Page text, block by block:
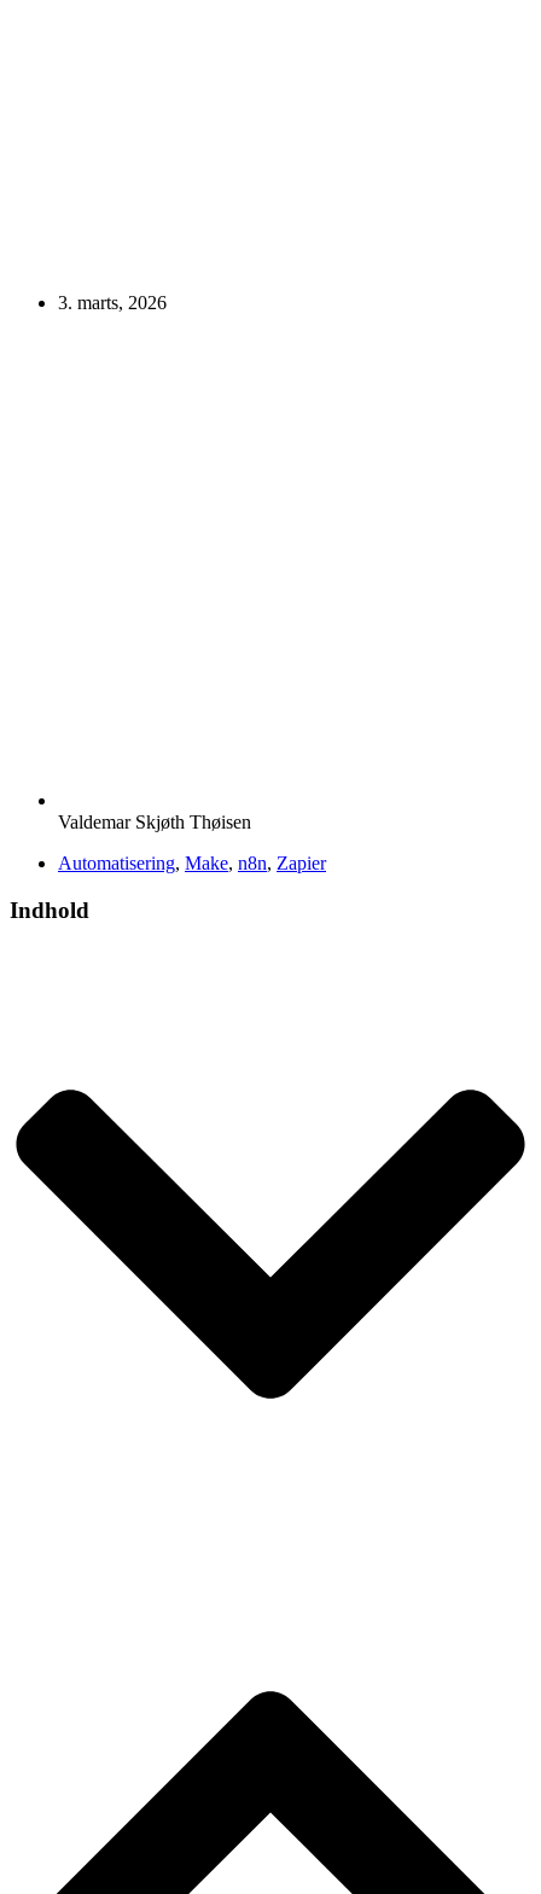
3. marts, 2026
Valdemar Skjøth Thøisen
Automatisering, Make, n8n, Zapier
Indhold